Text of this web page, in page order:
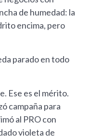
de humedad: la
encima, pero
parado en todo
Ese es el mérito.
campaña para
al PRO con
violeta de